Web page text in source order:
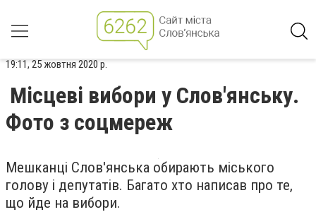
19:11, 25 жовтня 2020 р.
Місцеві вибори у Слов'янську.
Фото з соцмереж
Мешканці Слов'янська обирають міського
голову і депутатів. Багато хто написав про те,
що йде на вибори.